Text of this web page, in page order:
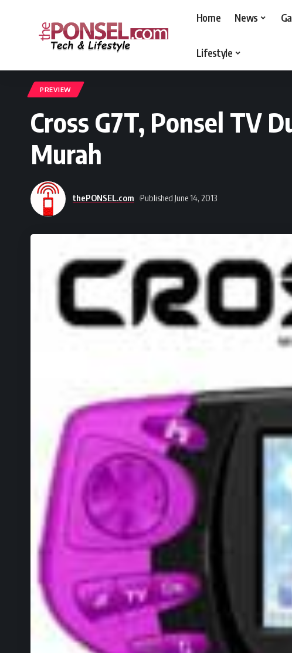
Home News
Lifestyle
PREVIEW
Cross G7T, Ponsel TV
Murah
thePONSEL.com Published June 14, 2013